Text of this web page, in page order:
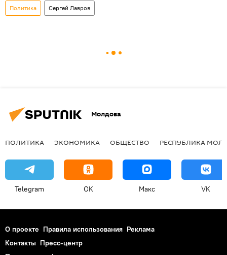
Политика Сергей Лавров
Молдова
ПОЛИТИКА ЭКОНОМИКА ОБЩЕСТВО РЕСПУБЛИКА
Telegram OK Макс VK
О проекте Правила использования Реклама
Контакты Пресс-центр